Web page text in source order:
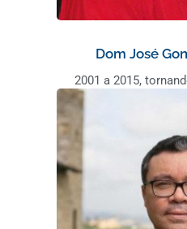
Dom José
2001 a 2015,